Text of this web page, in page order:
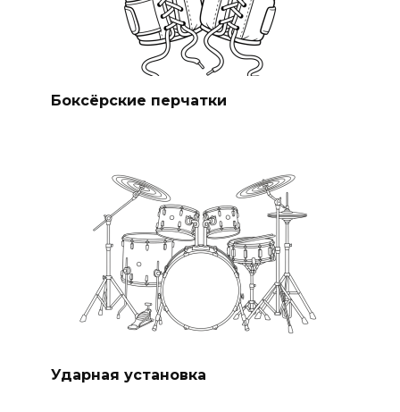
Боксёрские перчатки
Ударная установка